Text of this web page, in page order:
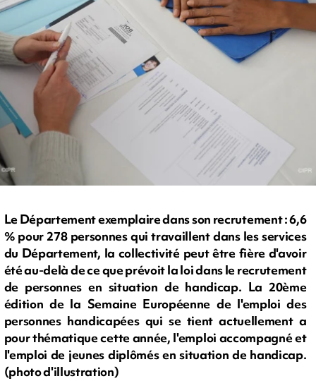
Le Département exemplaire dans son recrutement : 6,6
% pour 278 personnes qui travaillent dans les services
du Département, la collectivité peut être fière d'avoir
été au-delà de ce que prévoit la loi dans le recrutement
de personnes en situation de handicap. La 20ème
édition de la Semaine Européenne de l'emploi des
personnes handicapées qui se tient actuellement a
pour thématique cette année, l'emploi accompagné et
l'emploi de jeunes diplômés en situation de handicap.
(photo d'illustration)